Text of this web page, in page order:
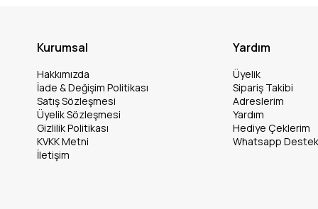
Kurumsal
Hakkımızda
İade & Değişim Politikası
Satış Sözleşmesi
Üyelik Sözleşmesi
Gizlilik Politikası
KVKK Metni
İletişim
Yardım
Üyelik
Sipariş Takibi
Adreslerim
Yardım
Hediye Çeklerim
Whatsapp Destek